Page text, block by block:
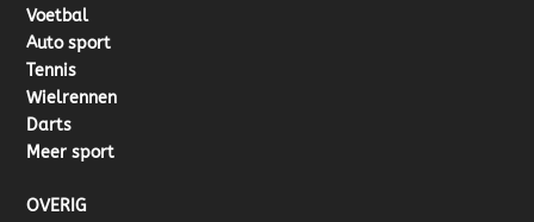
Voetbal
Auto sport
Tennis
Wielrennen
Darts
Meer sport
OVERIG